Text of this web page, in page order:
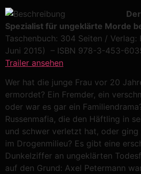
Spezialist für ungeklärte Morde
Taschenbuch: 304 Seiten / Verlag:
Juni 2015) – ISBN 978-3-453-
Trailer ansehen
Wer hat die junge Frau vor 20
ermordet? Ein Fremder, ein
oder war es gar ein
Russenmafia, die den Häftling in
und schwer verletzt hat, oder
im Drogenmilieu? Es gibt eine
Dunkelziffer an ungeklärten
auf den Grund: Axel Petermann